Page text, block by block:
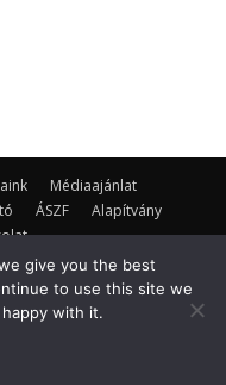
Médiaajánlat
ÁSZF
Alapítvány
give you the best
to use this site we
with it.